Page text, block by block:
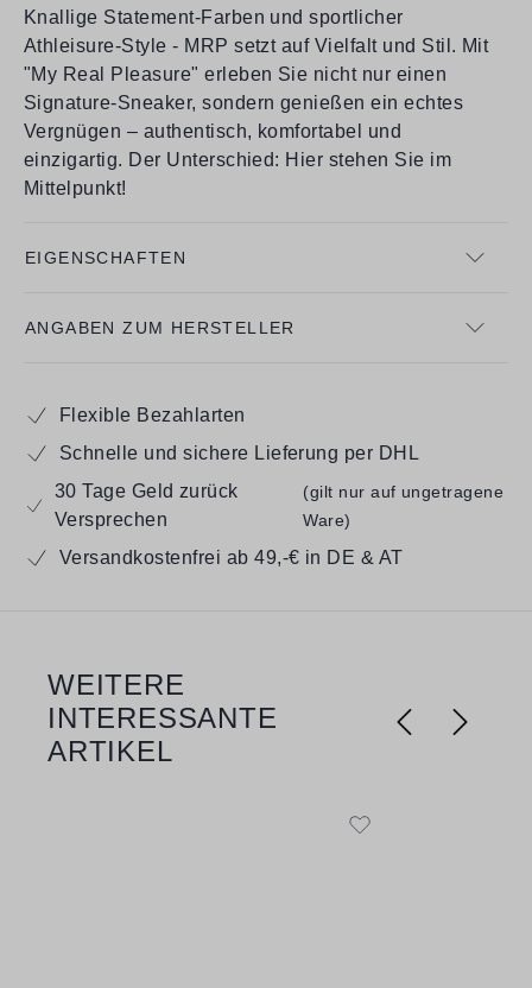
Knallige Statement-Farben und sportlicher
Athleisure-Style - MRP setzt auf Vielfalt und Stil. Mit
"My Real Pleasure" erleben Sie nicht nur einen
Signature-Sneaker, sondern genießen ein echtes
Vergnügen – authentisch, komfortabel und
einzigartig. Der Unterschied: Hier stehen Sie im
Mittelpunkt!
EIGENSCHAFTEN
ANGABEN ZUM HERSTELLER
Flexible Bezahlarten
Schnelle und sichere Lieferung per DHL
30 Tage Geld zurück
Versprechen
(gilt nur auf ungetragene
Ware)
Versandkostenfrei ab 49,-€ in DE & AT
Produktgalerie überspringen
WEITERE
INTERESSANTE
ARTIKEL